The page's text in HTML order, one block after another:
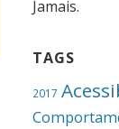
Jamais.
TAGS
2017